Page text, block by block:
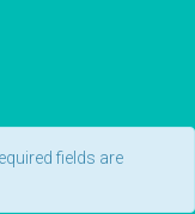
fields are